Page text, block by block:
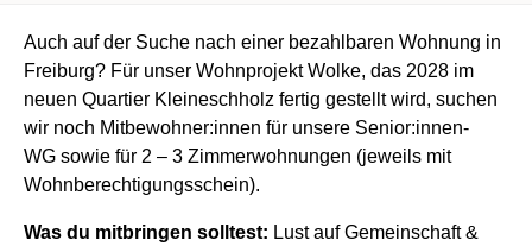
Auch auf der Suche nach einer bezahlbaren Wohnung in
Freiburg? Für unser Wohnprojekt Wolke, das 2028 im
neuen Quartier Kleineschholz fertig gestellt wird, suchen
wir noch Mitbewohner:innen für unsere Senior:innen-
WG sowie für 2 – 3 Zimmerwohnungen (jeweils mit
Wohnberechtigungsschein).
Was du mitbringen solltest: Lust auf Gemeinschaft &